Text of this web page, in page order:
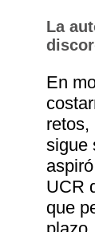
La
En
retos,
sigue
UCR
que